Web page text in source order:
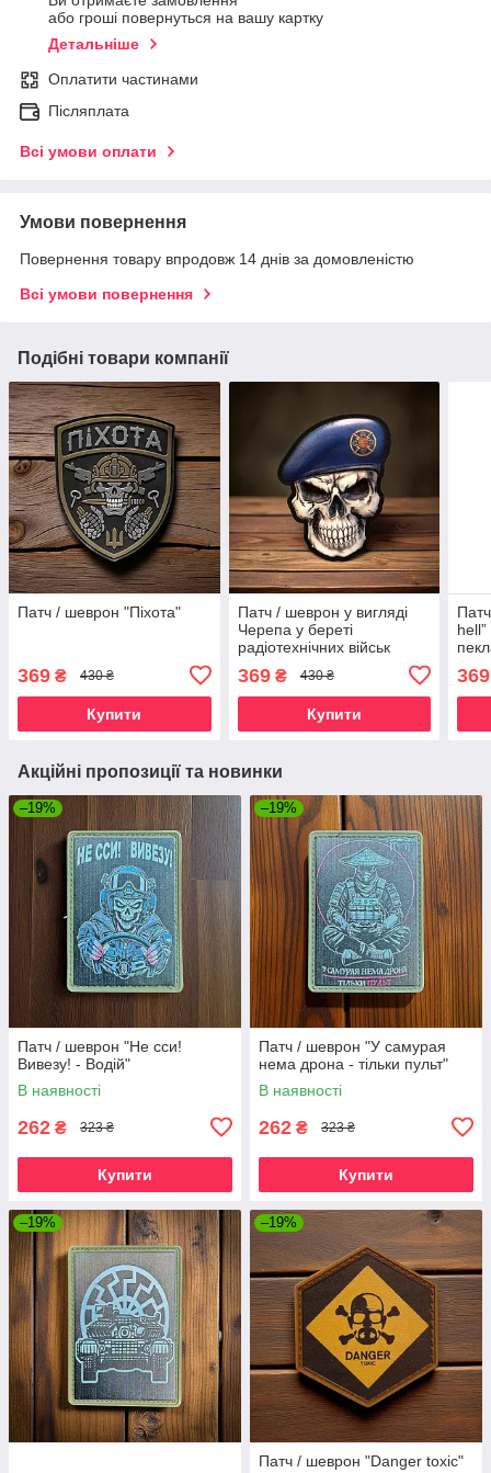
або гроші повернуться на вашу картку
Детальніше
Оплатити частинами
Післяплата
Всі умови оплати
Умови повернення
Повернення товару впродовж 14 днів за домовленістю
Всі умови повернення
Подібні товари компанії
Патч / шеврон "Піхота"
369 ₴ 430 ₴
Купити
Патч / шеврон у вигляді
Черепа у береті
радіотехнічних військ
369₴ 430 ₴
Купити
369
Акційні пропозиції та новинки
–19%
Патч / шеврон "Не сси!
Вивезу! - Водій"
В наявності
262 ₴ 323 ₴
Купити
–19%
Патч / шеврон "У самурая
нема дрона - тільки пульт"
В наявності
262 ₴ 323 ₴
Купити
–19% –19%
Патч / шеврон "Danger toxic"